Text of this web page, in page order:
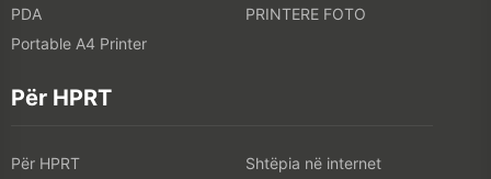
PDA
PRINTERE FOTO
Portable A4 Printer
Për HPRT
Për HPRT
Shtëpia në internet